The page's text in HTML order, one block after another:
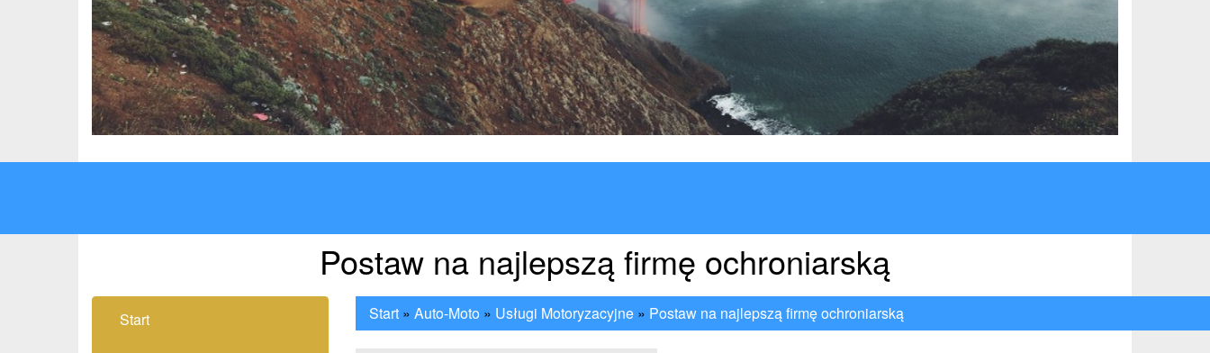
Postaw na najlepszą firmę ochroniarską
Start Start» Auto-Moto » Usługi Motoryzacyjne» Postaw na najlepszą firmę ochroniarską